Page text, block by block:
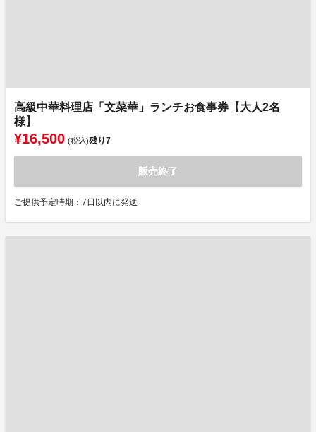
高級中華料理店「文菜華」ランチお食事券【大人2名
様】
¥16,500 (税込)残り7
販売終了
ご提供予定時期：7日以内に発送